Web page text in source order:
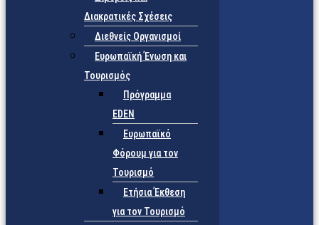
Διακρατικές Σχέσεις
Διεθνείς Οργανισμοί
Ευρωπαϊκή Ένωση και
Τουρισμός
Πρόγραμμα
EDEN
Ευρωπαϊκό
Φόρουμ για τον
Τουρισμό
Ετήσια Έκθεση
για τον Τουρισμό